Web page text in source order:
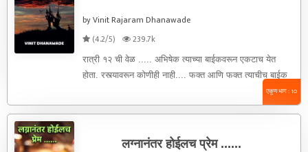
by Vinit Rajaram Dhanawade
(4.2/5)
239.7k
रात्री १२ ची वेळ ..... अभिषेक त्याच्या बाईकवरून एकटाच येत
होता. रस्त्यावरून कोणीही नाही.... फक्त आणि फक्त त्याचीच बाईक
एकूण भाग : 10
लग्नानंतर होईलच प्रेम ......